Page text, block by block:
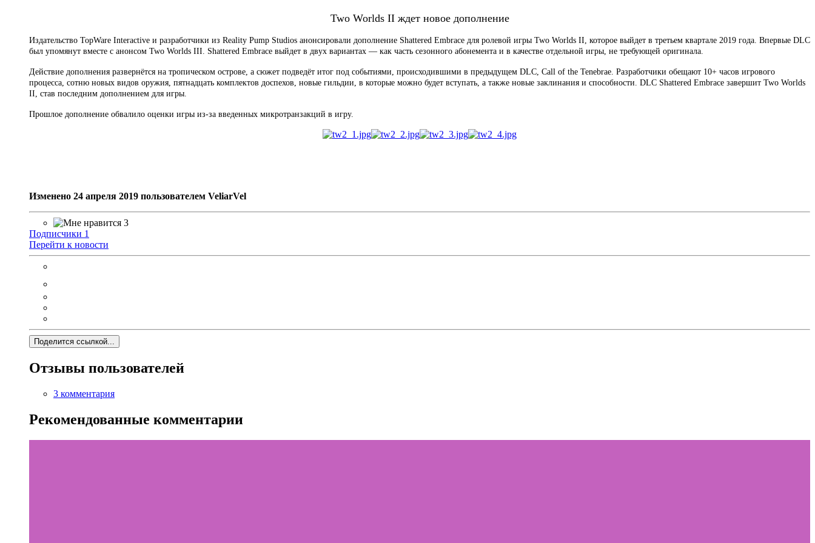
Two Worlds II ждет новое дополнение
Издательство TopWare Interactive и разработчики из Reality Pump Studios анонсировали дополнение Shattered Embrace для ролевой игры Two Worlds II, которое выйдет в третьем квартале 2019 года. Впервые DLC
был упомянут вместе с анонсом Two Worlds III. Shattered Embrace выйдет в двух вариантах — как часть сезонного абонемента и в качестве отдельной игры, не требующей оригинала.
Действие дополнения развернётся на тропическом острове, а сюжет подведёт итог под событиями, происходившими в предыдущем DLC, Call of the Tenebrae. Разработчики обещают 10+ часов игрового
процесса, сотню новых видов оружия, пятнадцать комплектов доспехов, новые гильдии, в которые можно будет вступать, а также новые заклинания и способности. DLC Shattered Embrace завершит Two Worlds
II, став последним дополнением для игры.
Прошлое дополнение обвалило оценки игры из-за введенных микротранзакций в игру.
Изменено 24 апреля 2019 пользователем VeliarVel
3
Подписчики 1
Перейти к новости
Поделится ссылкой...
Отзывы пользователей
3 комментария
Рекомендованные комментарии